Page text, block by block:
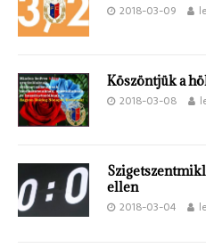
2018-03-09
Köszöntjük a
2018-03-08
ellen
2018-03-04